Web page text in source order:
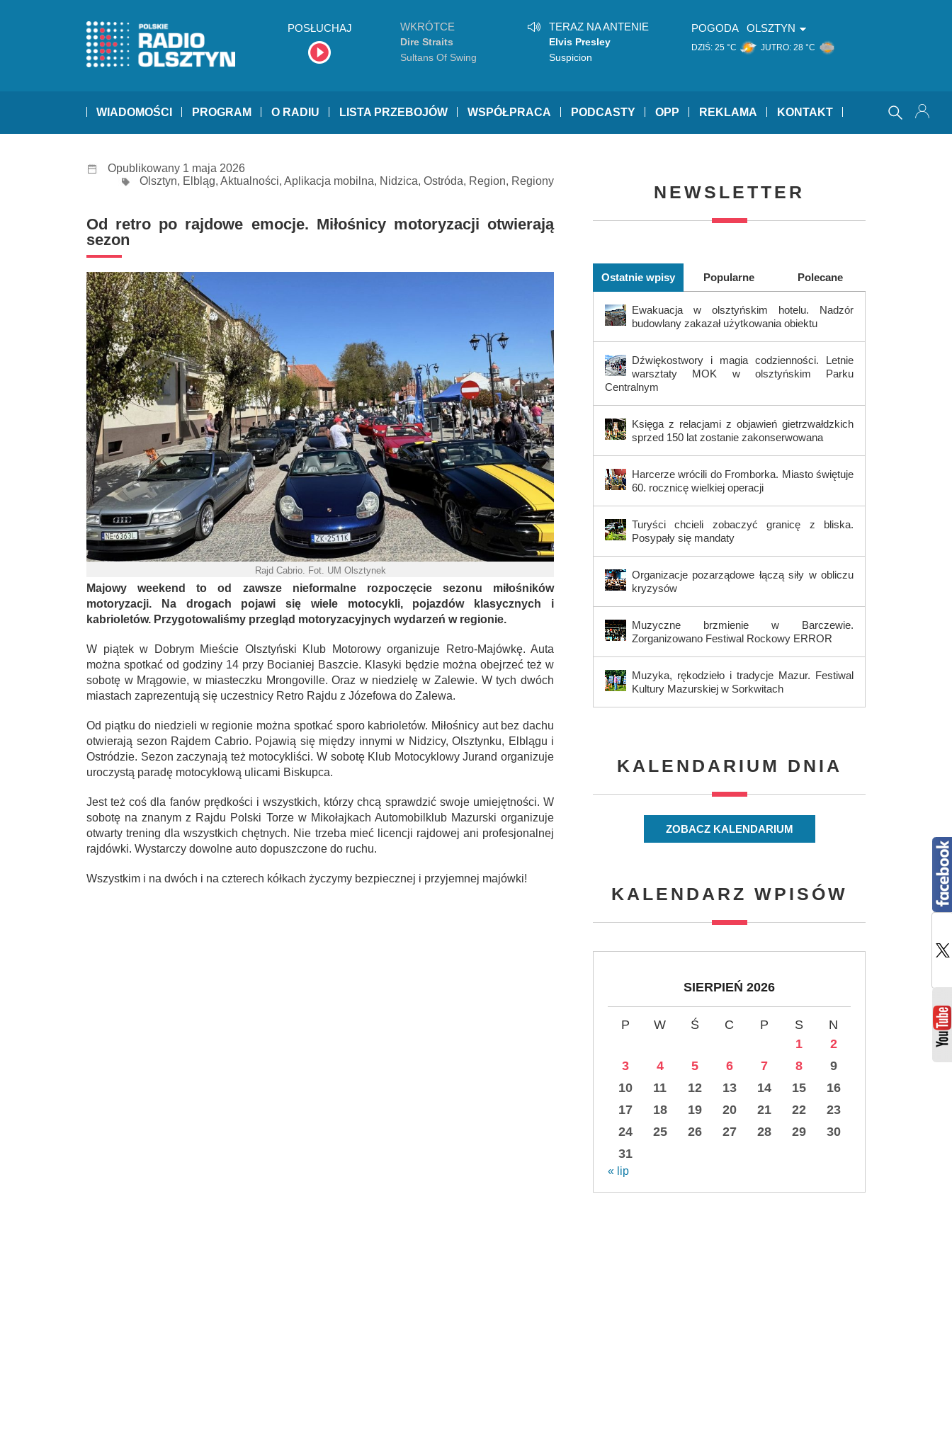
POSŁUCHAJ WKRÓTCE
Dire Straits
Sultans Of Swing
TERAZ NA ANTENIE
Elvis Presley
Suspicion
POGODA OLSZTYN
DZIŚ: 25 °C JUTRO: 28 °C
WIADOMOŚCI PROGRAM O RADIU LISTA PRZEBOJÓW WSPÓŁPRACA PODCASTY OPP REKLAMA KONTAKT
Opublikowany 1 maja 2026
Olsztyn, Elbląg, Aktualności, Aplikacja mobilna, Nidzica, Ostróda, Region, Regiony
Od retro po rajdowe emocje. Miłośnicy motoryzacji otwierają
sezon
Rajd Cabrio. Fot. UM Olsztynek
Majowy weekend to od zawsze nieformalne rozpoczęcie sezonu miłośników
motoryzacji. Na drogach pojawi się wiele motocykli, pojazdów klasycznych i
kabrioletów. Przygotowaliśmy przegląd motoryzacyjnych wydarzeń w regionie.
W piątek w Dobrym Mieście Olsztyński Klub Motorowy organizuje Retro-Majówkę. Auta
można spotkać od godziny 14 przy Bocianiej Baszcie. Klasyki będzie można obejrzeć też w
sobotę w Mrągowie, w miasteczku Mrongoville. Oraz w niedzielę w Zalewie. W tych dwóch
miastach zaprezentują się uczestnicy Retro Rajdu z Józefowa do Zalewa.
Od piątku do niedzieli w regionie można spotkać sporo kabrioletów. Miłośnicy aut bez dachu
otwierają sezon Rajdem Cabrio. Pojawią się między innymi w Nidzicy, Olsztynku, Elblągu i
Ostródzie. Sezon zaczynają też motocykliści. W sobotę Klub Motocyklowy Jurand organizuje
uroczystą paradę motocyklową ulicami Biskupca.
Jest też coś dla fanów prędkości i wszystkich, którzy chcą sprawdzić swoje umiejętności. W
sobotę na znanym z Rajdu Polski Torze w Mikołajkach Automobilklub Mazurski organizuje
otwarty trening dla wszystkich chętnych. Nie trzeba mieć licencji rajdowej ani profesjonalnej
rajdówki. Wystarczy dowolne auto dopuszczone do ruchu.
Wszystkim i na dwóch i na czterech kółkach życzymy bezpiecznej i przyjemnej majówki!
NEWSLETTER
Ostatnie wpisy Popularne Polecane
Ewakuacja w olsztyńskim hotelu. Nadzór
budowlany zakazał użytkowania obiektu
Dźwiękostwory i magia codzienności. Letnie
warsztaty MOK w olsztyńskim Parku
Centralnym
Księga z relacjami z objawień gietrzwałdzkich
sprzed 150 lat zostanie zakonserwowana
Harcerze wrócili do Fromborka. Miasto świętuje
60. rocznicę wielkiej operacji
Turyści chcieli zobaczyć granicę z bliska.
Posypały się mandaty
Organizacje pozarządowe łączą siły w obliczu
kryzysów
Muzyczne brzmienie w Barczewie.
Zorganizowano Festiwal Rockowy ERROR
Muzyka, rękodzieło i tradycje Mazur. Festiwal
Kultury Mazurskiej w Sorkwitach
KALENDARIUM DNIA
ZOBACZ KALENDARIUM
KALENDARZ WPISÓW
SIERPIEŃ 2026
P W Ś C P S
N
1
2
3
4 5 6 7 8
9
10
11 12 13 14 15
16
17
18 19 20 21 22
23
24
25 26 27 28 29
30
31
« lip